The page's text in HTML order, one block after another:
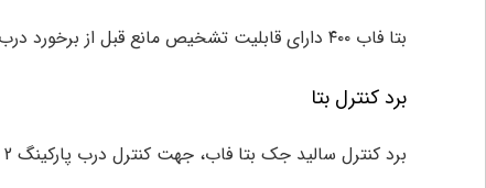
بتا فاب ۴۰۰ دارای قابلیت تشخیص مانع قبل از برخورد درب با مانع است. همچنین دارای قابلیت فست کلوز (بسته شدن سریع در پس از عبور خود را از جلوی چشمی است).
برد کنترل بتا
برد کنترل سالید جک بتا فاب، جهت کنترل درب پارکینگ 2 لنگه یا تک لنگه و درب ریلی مناسب می باشد و از طریق ریموت لرنینگ یا هاپینگ عمل می کند.